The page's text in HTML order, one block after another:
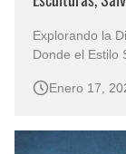
Explorando la
Donde el Estilo
marcaEnero 17,